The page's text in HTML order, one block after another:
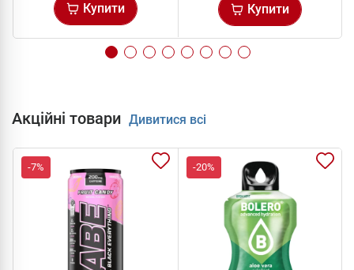
Купити
Купити
Акційні товари Дивитися всі
-7% -20%